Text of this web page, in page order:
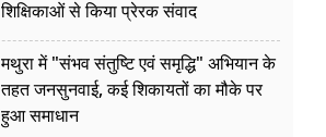
शिक्षिकाओं से किया प्रेरक संवाद
मथुरा में "संभव संतुष्टि एवं समृद्धि" अभियान के
तहत जनसुनवाई, कई शिकायतों का मौके पर
हुआ समाधान